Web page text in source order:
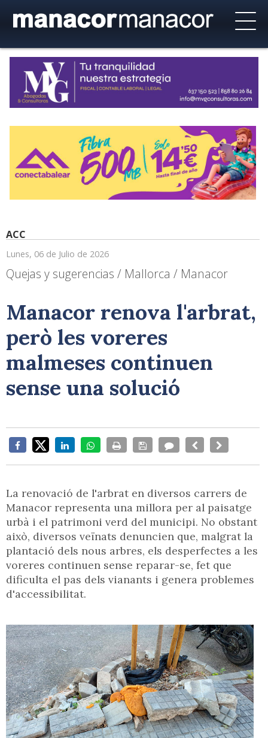
ACC
Lunes, 06 de Julio de 2026
Quejas y sugerencias / Mallorca / Manacor
Manacor renova l'arbrat,
però les voreres
malmeses continuen
sense una solució
La renovació de l'arbrat en diversos carrers de
Manacor representa una millora per al paisatge
urbà i el patrimoni verd del municipi. No obstant
això, diversos veïnats denuncien que, malgrat la
plantació dels nous arbres, els desperfectes a les
voreres continuen sense reparar-se, fet que
dificulta el pas dels vianants i genera problemes
d'accessibilitat.